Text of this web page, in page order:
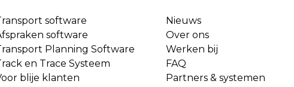
software
software
Planning Software
en Trace Systeem
blije klanten
Nieuws
Over ons
Werken bij
FAQ
Partners & systemen